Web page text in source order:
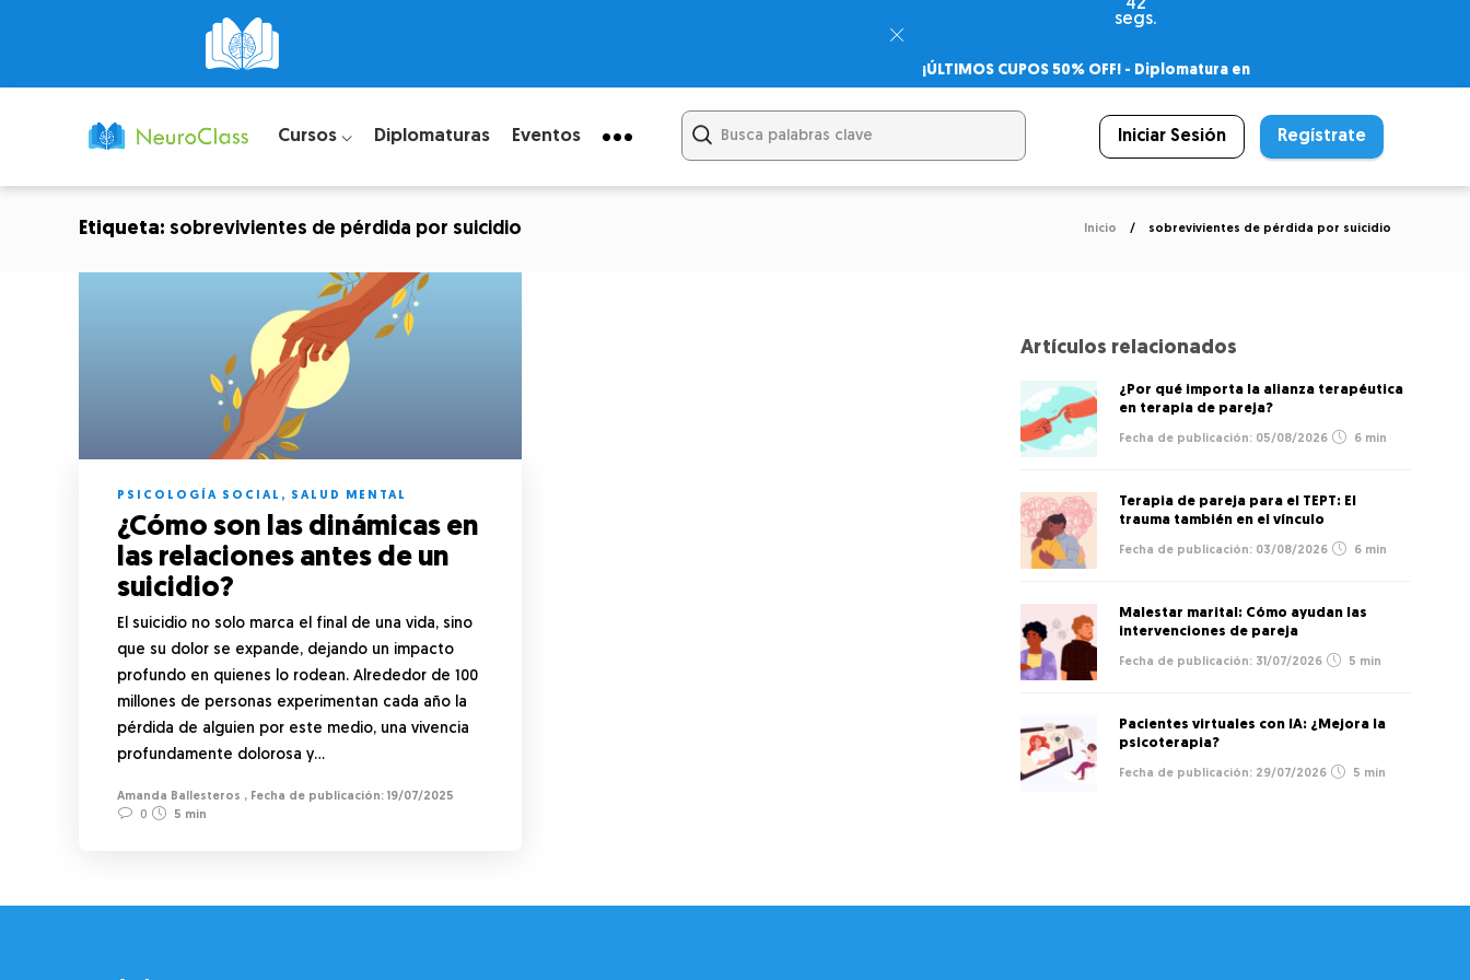
41
segs.
¡ÚLTIMOS CUPOS 50% OFF! - Diplomatura en
– Certificado Universitario
Cursos ⌵ Diplomaturas Eventos Iniciar Sesión Regístrate
Etiqueta: sobrevivientes de pérdida por suicidio Inicio sobrevivientes de pérdida por suicidio
PSICOLOGÍA SOCIAL , SALUD MENTAL
¿Cómo son las dinámicas en
las relaciones antes de un
suicidio?
El suicidio no solo marca el final de una vida, sino
que su dolor se expande, dejando un impacto
profundo en quienes lo rodean. Alrededor de 100
millones de personas experimentan cada año la
pérdida de alguien por este medio, una vivencia
profundamente dolorosa y…
Amanda Ballesteros ,
19/07/2025
0
5 min
Artículos relacionados
¿Por qué importa la alianza terapéutica
en terapia de pareja?
05/08/2026 6 min
Terapia de pareja para el TEPT: El
trauma también en el vínculo
03/08/2026 6 min
Malestar marital: Cómo ayudan las
intervenciones de pareja
31/07/2026 5 min
Pacientes virtuales con IA: ¿Mejora la
psicoterapia?
29/07/2026 5 min